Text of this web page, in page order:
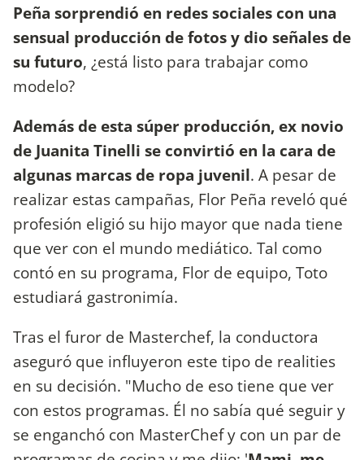
Peña sorprendió en redes sociales con una
sensual producción de fotos y dio señales de
su futuro, ¿está listo para trabajar como
modelo?
Además de esta súper producción, ex novio
de Juanita Tinelli se convirtió en la cara de
algunas marcas de ropa juvenil. A pesar de
realizar estas campañas, Flor Peña reveló qué
profesión eligió su hijo mayor que nada tiene
que ver con el mundo mediático. Tal como
contó en su programa, Flor de equipo, Toto
estudiará gastronimía.
Tras el furor de Masterchef, la conductora
aseguró que influyeron este tipo de realities
en su decisión. "Mucho de eso tiene que ver
con estos programas. Él no sabía qué seguir y
se enganchó con MasterChef y con un par de